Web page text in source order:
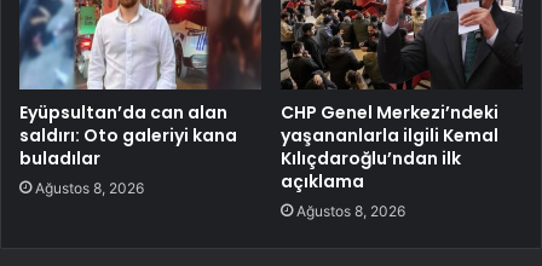
Eyüpsultan’da can alan
saldırı: Oto galeriyi kana
buladılar
Ağustos 8, 2026
CHP Genel Merkezi’ndeki
yaşananlarla ilgili Kemal
Kılıçdaroğlu’ndan ilk
açıklama
Ağustos 8, 2026